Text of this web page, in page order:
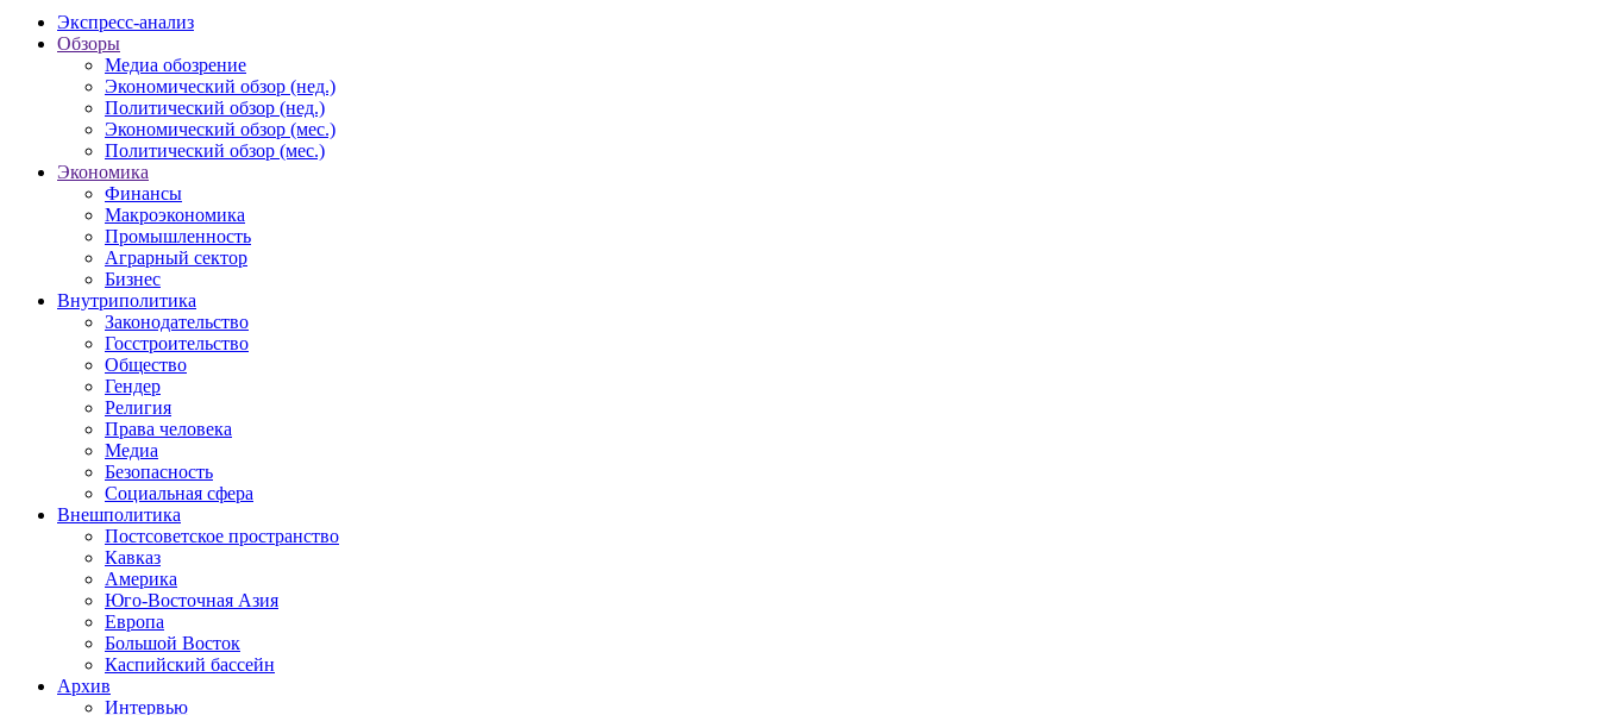
Экспресс-анализ
Обзоры
Медиа обозрение
Экономический обзор (нед.)
Политический обзор (нед.)
Экономический обзор (мес.)
Политический обзор (мес.)
Экономика
Финансы
Макроэкономика
Промышленность
Аграрный сектор
Бизнес
Внутриполитика
Законодательство
Госстроительство
Общество
Гендер
Религия
Права человека
Медиа
Безопасность
Социальная сфера
Внешполитика
Постсоветское пространство
Кавказ
Америка
Юго-Восточная Азия
Европа
Большой Восток
Каспийский бассейн
Архив
Интервью